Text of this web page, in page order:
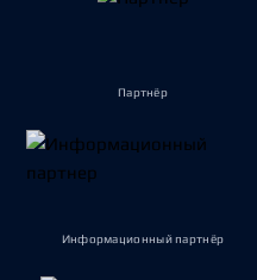
Партнёр
Информационный партнёр